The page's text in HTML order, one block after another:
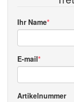
Ihr Name
E-mail
Artikelnummer